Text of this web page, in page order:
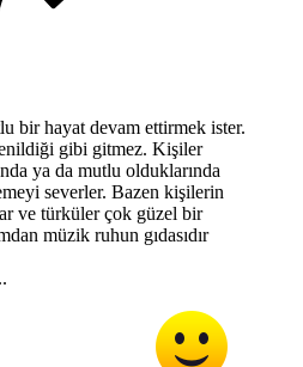
bir hayat devam ettirmek ister.
gibi gitmez. Kişiler
ya da mutlu olduklarında
severler. Bazen kişilerin
ve türküler çok güzel bir
müzik ruhun gıdasıdır